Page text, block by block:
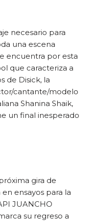
necesario para
una escena
encuentra por esta
que caracteriza a
de Disick, la
cantante/modelo
Shanina Shaik,
un final inesperado
gira de
ensayos para la
JUANCHO
su regreso a